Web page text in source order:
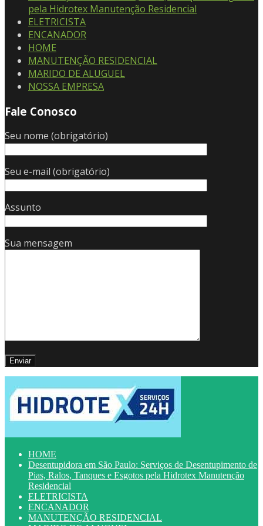
pela Hidrotex Manutenção Residencial
ELETRICISTA
ENCANADOR
HOME
MANUTENÇÃO RESIDENCIAL
MARIDO DE ALUGUEL
NOSSA EMPRESA
Fale Conosco
Seu nome (obrigatório)
Seu e-mail (obrigatório)
Assunto
Sua mensagem
HOME
Desentupidora em São Paulo: Serviços de Desentupimento de
Pias, Ralos, Tanques e Esgotos pela Hidrotex Manutenção
Residencial
ELETRICISTA
ENCANADOR
MANUTENÇÃO RESIDENCIAL